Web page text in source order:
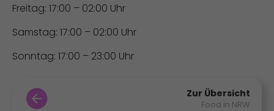
Freitag: 17:00 – 02:00 Uhr
Samstag: 17:00 – 02:00 Uhr
Sonntag: 17:00 – 23:00 Uhr
Zur Übersicht
Food in NRW